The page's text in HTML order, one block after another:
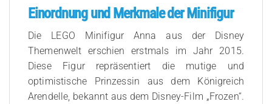
Einordnung und Merkmale der Minifigur
Die LEGO Minifigur Anna aus der Disney
Themenwelt erschien erstmals im Jahr 2015.
Diese Figur repräsentiert die mutige und
optimistische Prinzessin aus dem Königreich
Arendelle, bekannt aus dem Disney-Film „Frozen“.